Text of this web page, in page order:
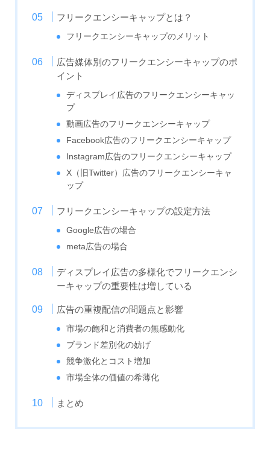
フリークエンシーキャップとは？
フリークエンシーキャップのメリット
広告媒体別のフリークエンシーキャップのポ
イント
ディスプレイ広告のフリークエンシーキャッ
プ
動画広告のフリークエンシーキャップ
Facebook広告のフリークエンシーキャップ
Instagram広告のフリークエンシーキャップ
X（旧Twitter）広告のフリークエンシーキャ
ップ
フリークエンシーキャップの設定方法
Google広告の場合
meta広告の場合
ディスプレイ広告の多様化でフリークエンシ
ーキャップの重要性は増している
広告の重複配信の問題点と影響
市場の飽和と消費者の無感動化
ブランド差別化の妨げ
競争激化とコスト増加
市場全体の価値の希薄化
まとめ